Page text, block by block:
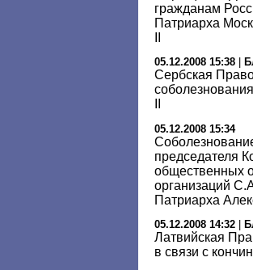
гражданам
Патриарха
05.12.2008 15:38
Сербская
05.12.2008 15:34
председателя
общественных
организаций
Патриарха
05.12.2008 14:32
Латвийская
в связи с